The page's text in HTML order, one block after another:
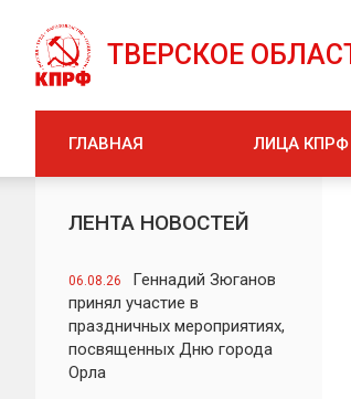
ТВЕРСКОЕ
ГЛАВНАЯ ЛИЦА КПРФ
ЛЕНТА НОВОСТЕЙ
06.08.26
Геннадий Зюганов
принял участие в
праздничных мероприятиях,
посвященных Дню города
Орла